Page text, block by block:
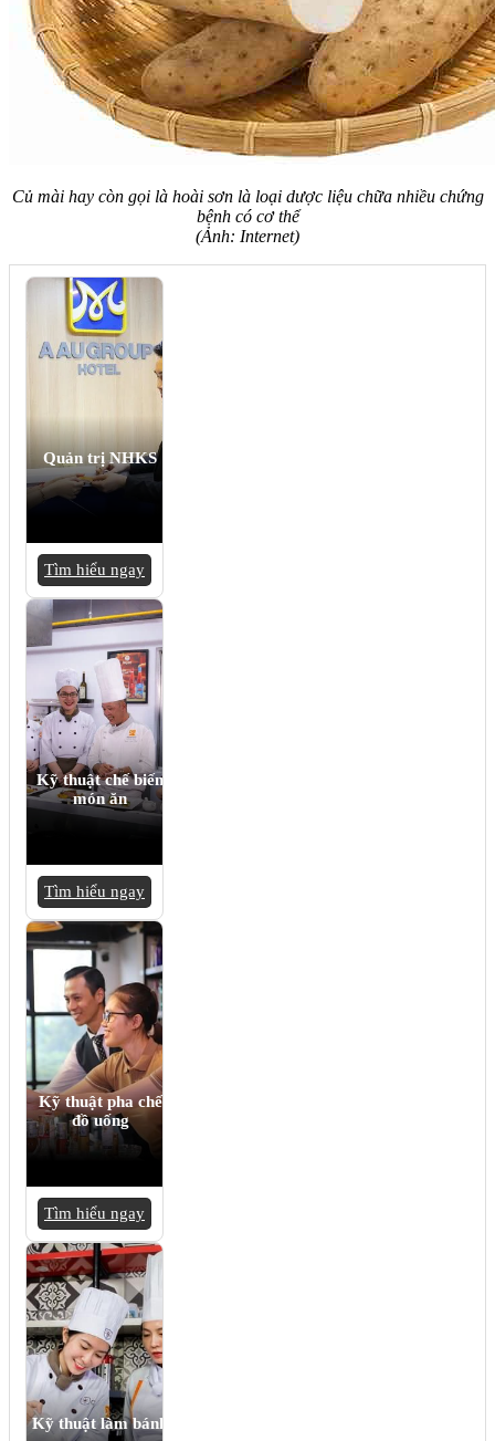
Củ mài hay còn gọi là hoài sơn là loại dược liệu chữa nhiều chứng
bệnh có cơ thể
(Ảnh: Internet)
Quản trị NHKS
Tìm hiểu ngay
Kỹ thuật chế biến
món ăn
Tìm hiểu ngay
Kỹ thuật pha chế
đồ uống
Tìm hiểu ngay
Kỹ thuật làm bánh